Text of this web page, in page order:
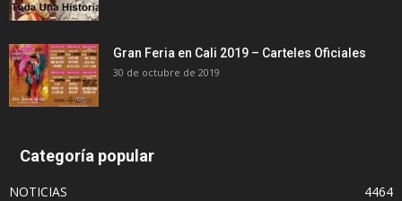
Gran Feria en Cali 2019 – Carteles Oficiales
30 de octubre de 2019
Categoría popular
NOTICIAS
4464